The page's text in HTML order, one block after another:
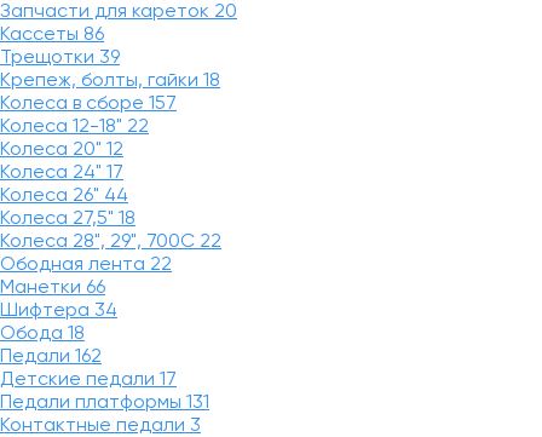
Запчасти для кареток 20
Кассеты 86
Трещотки 39
Крепеж, болты, гайки 18
Колеса в сборе 157
Колеса 12-18" 22
Колеса 20" 12
Колеса 24" 17
Колеса 26" 44
Колеса 27,5" 18
Колеса 28", 29", 700С 22
Ободная лента 22
Манетки 66
Шифтера 34
Обода 18
Педали 162
Детские педали 17
Педали платформы 131
Контактные педали 3